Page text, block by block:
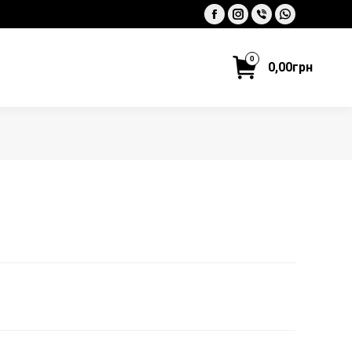
Facebook
Instagram
ViberWhatsapp
0,00грн
0